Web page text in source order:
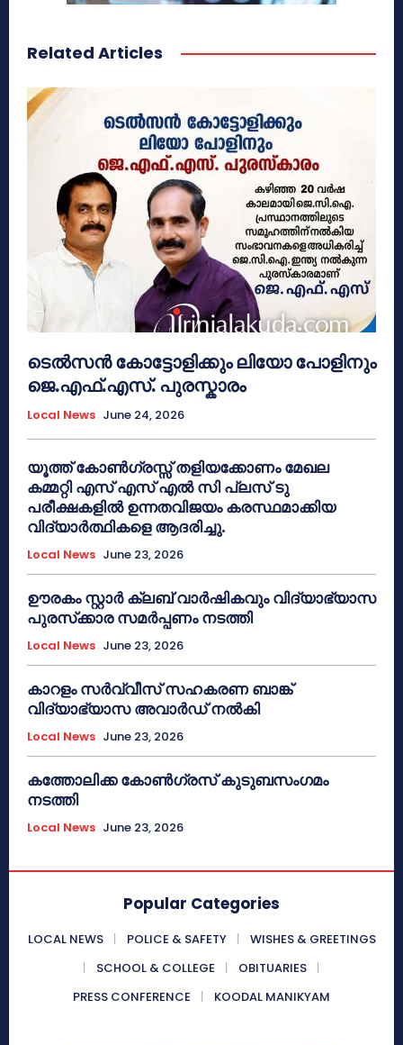
Related Articles
ടെൽസൻ കോട്ടോളിക്കും ലിയോ പോളിനും
ജെ.എഫ്.എസ്. പുരസ്കാരം
Local News June 24, 2026
യൂത്ത് കോൺഗ്രസ്സ് തളിയക്കോണം മേഖല
കമ്മറ്റി എസ് എസ് എൽ സി പ്ലസ് ടു
പരീക്ഷകളിൽ ഉന്നതവിജയം കരസ്ഥമാക്കിയ
വിദ്യാർത്ഥികളെ ആദരിച്ചു.
Local News June 23, 2026
ഊരകം സ്റ്റാർ ക്ലബ് വാർഷികവും വിദ്യാഭ്യാസ
പുരസ്‌ക്കാര സമർപ്പണം നടത്തി
Local News June 23, 2026
കാറളം സർവ്വീസ് സഹകരണ ബാങ്ക്
വിദ്യാഭ്യാസ അവാർഡ് നൽകി
Local News June 23, 2026
കത്തോലിക്ക കോൺഗ്രസ് കുടുബസംഗമം
നടത്തി
Local News June 23, 2026
Popular Categories
LOCAL NEWS POLICE & SAFETY
WISHES & GREETINGS
SCHOOL & COLLEGE
OBITUARIES
PRESS CONFERENCE
KOODAL MANIKYAM